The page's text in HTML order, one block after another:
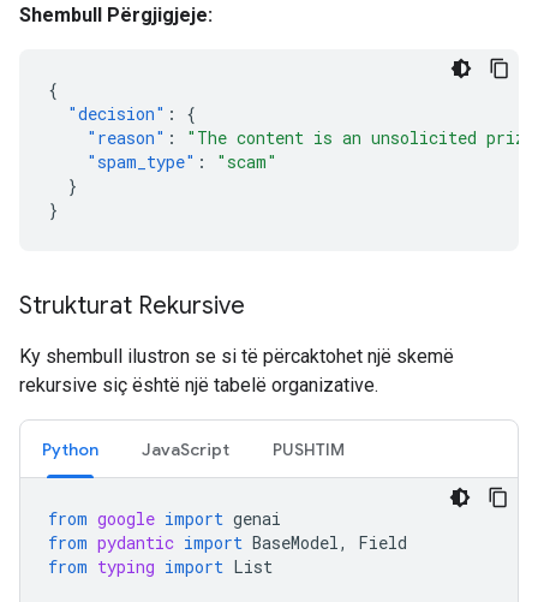
Shembull Përgjigjeje:
{
"decision" :
{
"reason" :
"The content is an unsolicited
"spam_type" :
"scam"
}
}
Strukturat Rekursive
Ky shembull ilustron se si të përcaktohet një skemë
rekursive siç është një tabelë organizative.
Python JavaScript PUSHTIM
from google import genai
from pydantic import BaseModel,
Field
from typing import List